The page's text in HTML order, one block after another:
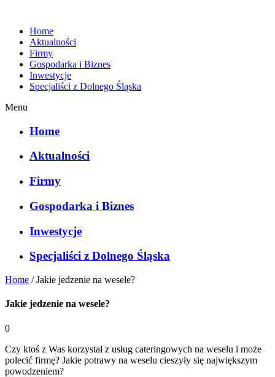
Home
Aktualności
Firmy
Gospodarka i Biznes
Inwestycje
Specjaliści z Dolnego Śląska
Menu
Home
Aktualności
Firmy
Gospodarka i Biznes
Inwestycje
Specjaliści z Dolnego Śląska
Home /Jakie jedzenie na wesele?
Jakie jedzenie na wesele?
0
Czy ktoś z Was korzystał z usług cateringowych na weselu i może
polecić firmę? Jakie potrawy na weselu cieszyły się największym
powodzeniem?